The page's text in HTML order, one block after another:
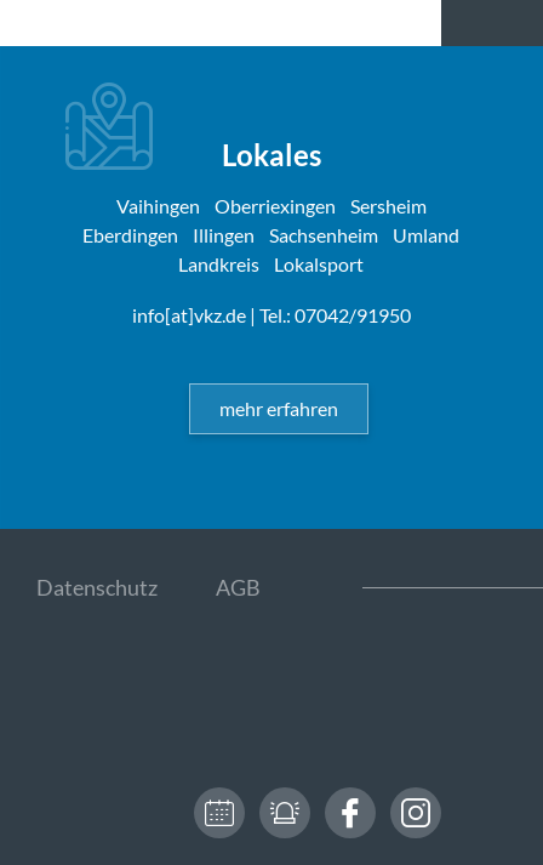
Lokales
Vaihingen Oberriexingen
Sersheim
Eberdingen
Illingen Sachsenheim
Umland
Landkreis
Lokalsport
info[at]vkz.de| Tel.: 07042/91950
mehr erfahren
Datenschutz AGB